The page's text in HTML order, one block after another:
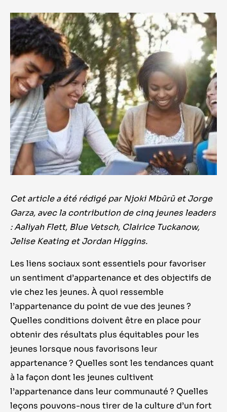
Cet article a été rédigé par Njoki Mbũrũ et Jorge
Garza, avec la contribution de cinq jeunes leaders
: Aaliyah Flett, Blue Vetsch, Clairice Tuckanow,
Jelise Keating et Jordan Higgins.
Les liens sociaux sont essentiels pour favoriser
un sentiment d’appartenance et des objectifs de
vie chez les jeunes. À quoi ressemble
l’appartenance du point de vue des jeunes ?
Quelles conditions doivent être en place pour
obtenir des résultats plus équitables pour les
jeunes lorsque nous favorisons leur
appartenance ? Quelles sont les tendances quant
à la façon dont les jeunes cultivent
l’appartenance dans leur communauté ? Quelles
leçons pouvons-nous tirer de la culture d’un fort